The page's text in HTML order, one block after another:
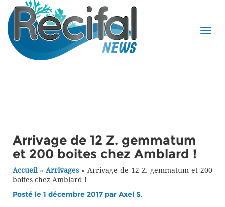
Arrivage de 12 Z. gemmatum
et 200 boites chez Amblard !
Accueil» Arrivages» Arrivage de 12 Z. gemmatum et 200
boites chez Amblard !
Posté le 1 décembre 2017 par Axel S.